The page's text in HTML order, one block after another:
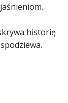
historię